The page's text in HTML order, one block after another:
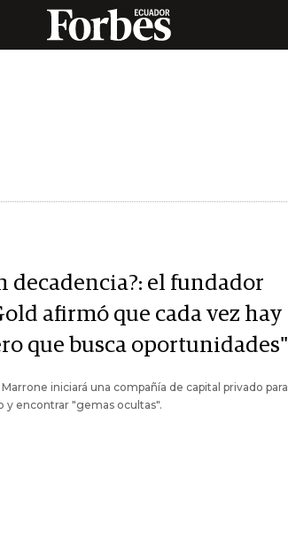
decadencia?: el fundador
afirmó que cada vez hay
que busca oportunidades"
iniciará una compañía de capital privado para
y encontrar "gemas ocultas".